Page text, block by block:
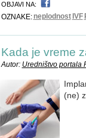
OBJAVI NA:
OZNAKE: neplodnost IVF
Kada je vreme
Autor: Uredništvo portala
(ne)